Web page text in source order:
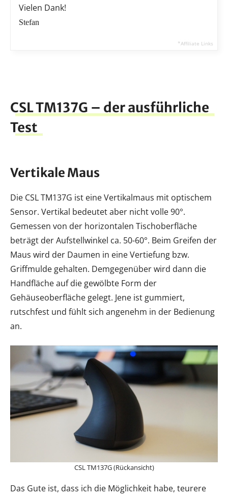
Vielen Dank!
Stefan
CSL TM137G – der ausführliche
Test
Vertikale Maus
Die CSL TM137G ist eine Vertikalmaus mit optischem
Sensor. Vertikal bedeutet aber nicht volle 90°.
Gemessen von der horizontalen Tischoberfläche
beträgt der Aufstellwinkel ca. 50-60°. Beim Greifen der
Maus wird der Daumen in eine Vertiefung bzw.
Griffmulde gehalten. Demgegenüber wird dann die
Handfläche auf die gewölbte Form der
Gehäuseoberfläche gelegt. Jene ist gummiert,
rutschfest und fühlt sich angenehm in der Bedienung
an.
CSL TM137G (Rückansicht)
Das Gute ist, dass ich die Möglichkeit habe, teurere